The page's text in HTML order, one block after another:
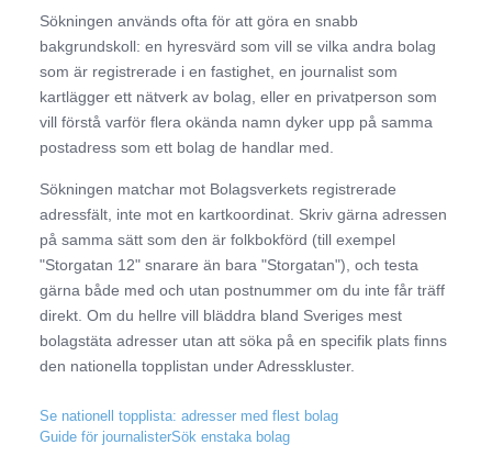
Sökningen används ofta för att göra en snabb
bakgrundskoll: en hyresvärd som vill se vilka andra bolag
som är registrerade i en fastighet, en journalist som
kartlägger ett nätverk av bolag, eller en privatperson som
vill förstå varför flera okända namn dyker upp på samma
postadress som ett bolag de handlar med.
Sökningen matchar mot Bolagsverkets registrerade
adressfält, inte mot en kartkoordinat. Skriv gärna adressen
på samma sätt som den är folkbokförd (till exempel
"Storgatan 12" snarare än bara "Storgatan"), och testa
gärna både med och utan postnummer om du inte får träff
direkt. Om du hellre vill bläddra bland Sveriges mest
bolagstäta adresser utan att söka på en specifik plats finns
den nationella topplistan under Adresskluster.
Se nationell topplista: adresser med flest bolag
Guide för journalisterSök enstaka bolag